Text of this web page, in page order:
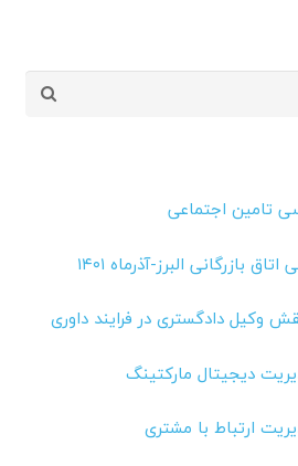
تامین اجتماعی
بازرگانی البرز-آذرماه ۱۴۰۱
وکیل دادگستری در فرایند داوری
دیجیتال مارکتینگ
ارتباط با مشتری